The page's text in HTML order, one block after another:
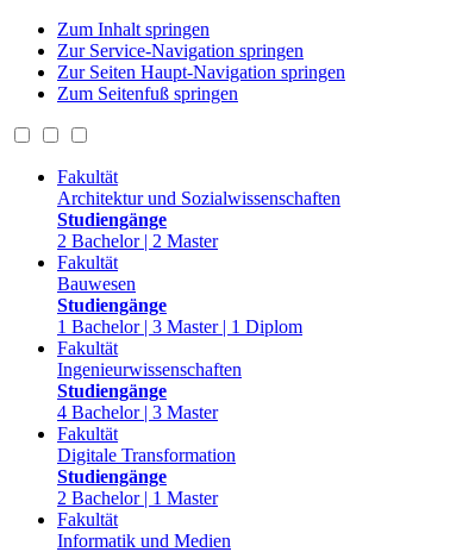
Zum Inhalt springen
Zur Service-Navigation springen
Zur Seiten Haupt-Navigation springen
Zum Seitenfuß springen
Fakultät
Architektur und Sozialwissenschaften
Studiengänge
2 Bachelor | 2 Master
Fakultät
Bauwesen
Studiengänge
1 Bachelor | 3 Master | 1 Diplom
Fakultät
Ingenieurwissenschaften
Studiengänge
4 Bachelor | 3 Master
Fakultät
Digitale Transformation
Studiengänge
2 Bachelor | 1 Master
Fakultät
Informatik und Medien